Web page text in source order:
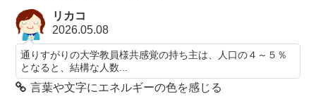
リカコ
2026.05.08
通りすがりの大学教員様共感覚の持ち主は、人口の４～５％
となると、結構な人数...
言葉や文字にエネルギーの色を感じる